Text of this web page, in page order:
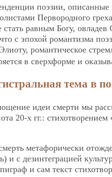
поэзии,
Первородного
стать равным Богу,
с эпохой романтизма
романтическое
в сверхформе и
тема в
идеи смерти мы
20-х гг.:
метафорически
и с дезинтеграцией
и сам текст